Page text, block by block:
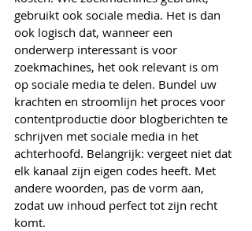
gebruikt ook sociale media. Het is dan
ook logisch dat, wanneer een
onderwerp interessant is voor
zoekmachines, het ook relevant is om
op sociale media te delen. Bundel uw
krachten en stroomlijn het proces voor
contentproductie door blogberichten te
schrijven met sociale media in het
achterhoofd. Belangrijk: vergeet niet dat
elk kanaal zijn eigen codes heeft. Met
andere woorden, pas de vorm aan,
zodat uw inhoud perfect tot zijn recht
komt.